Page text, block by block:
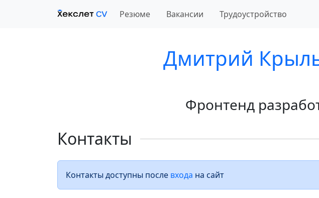
Резюме Вакансии Трудоустройство
Дмитрий
Фронтенд
Контакты
Контакты доступны после входа на сайт